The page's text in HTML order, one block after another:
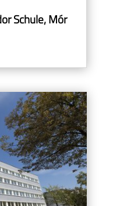
Schule, Mór